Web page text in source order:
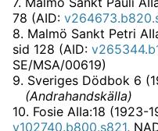
78 (AID:
8. Malmö Sankt Petri
sid 128 (AID:
SE/MSA/00619)
9. Sveriges Dödbok 6
(Andrahandskälla)
10. Fosie AIIa:18 (1923-
v102740.b800.s821,